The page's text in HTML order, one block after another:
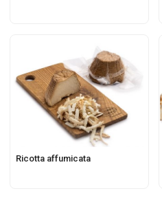
Ricotta affumicata